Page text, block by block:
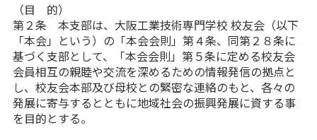
（目 的）
第２条 本支部は、大阪工業技術専門学校 校友会（以下
「本会」という）の「本会会則」第４条、同第２８条に
基づく支部として、「本会会則」第５条に定める校友会
会員相互の親睦や交流を深めるための情報発信の拠点と
し、校友会本部及び母校との緊密な連絡のもと、各々の
発展に寄与するとともに地域社会の振興発展に資する事
を目的とする。